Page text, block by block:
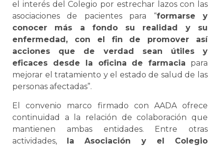
el interés del Colegio por estrechar lazos con las
asociaciones de pacientes para “formarse y
conocer más a fondo su realidad y su
enfermedad, con el fin de promover así
acciones que de verdad sean útiles y
eficaces desde la oficina de farmacia para
mejorar el tratamiento y el estado de salud de las
personas afectadas”.
El convenio marco firmado con AADA ofrece
continuidad a la relación de colaboración que
mantienen ambas entidades. Entre otras
actividades, la Asociación y el Colegio